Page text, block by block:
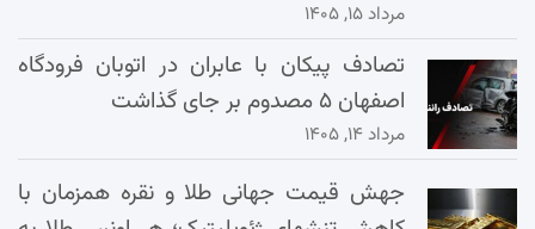
مرداد ۱۵, ۱۴۰۵
تصادف پیکان با عابران در اتوبان فرودگاه
اصفهان ۵ مصدوم بر جای گذاشت
مرداد ۱۴, ۱۴۰۵
جهش قیمت جهانی طلا و نقره همزمان با